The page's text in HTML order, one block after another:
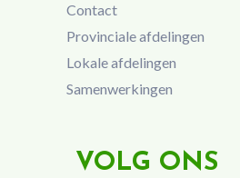
Contact
Provinciale afdelingen
Lokale afdelingen
Samenwerkingen
VOLG ONS